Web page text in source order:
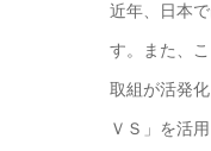
近年、日本
す。また、
取組が活発
ＶＳ」を活